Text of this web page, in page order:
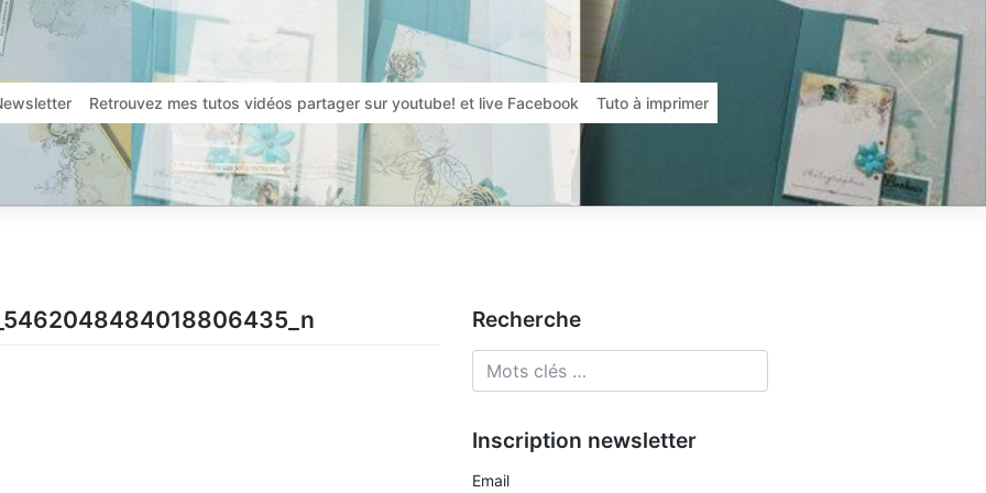
Retrouvez mes tutos vidéos partager sur youtube! et live Facebook Tuto à imprimer
Recherche
Inscription newsletter
Email